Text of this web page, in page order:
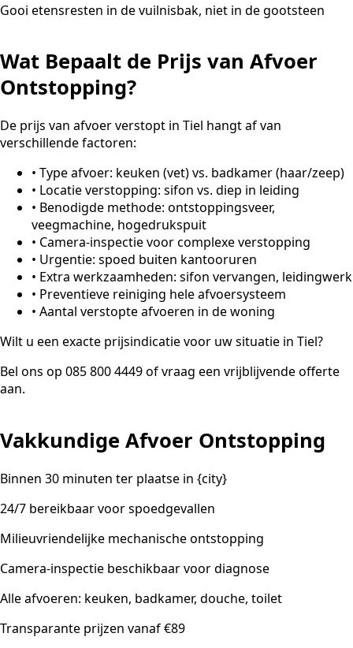
Gooi etensresten in de vuilnisbak, niet in de gootsteen
Wat Bepaalt de Prijs van Afvoer
Ontstopping?
De prijs van afvoer verstopt in Tiel hangt af van
verschillende factoren:
• Type afvoer: keuken (vet) vs. badkamer (haar/zeep)
• Locatie verstopping: sifon vs. diep in leiding
• Benodigde methode: ontstoppingsveer,
veegmachine, hogedrukspuit
• Camera-inspectie voor complexe verstopping
• Urgentie: spoed buiten kantooruren
• Extra werkzaamheden: sifon vervangen, leidingwerk
• Preventieve reiniging hele afvoersysteem
• Aantal verstopte afvoeren in de woning
Wilt u een exacte prijsindicatie voor uw situatie in Tiel?
Bel ons op 085 800 4449 of vraag een vrijblijvende offerte
aan.
Vakkundige Afvoer Ontstopping
Binnen 30 minuten ter plaatse in {city}
24/7 bereikbaar voor spoedgevallen
Milieuvriendelijke mechanische ontstopping
Camera-inspectie beschikbaar voor diagnose
Alle afvoeren: keuken, badkamer, douche, toilet
Transparante prijzen vanaf €89